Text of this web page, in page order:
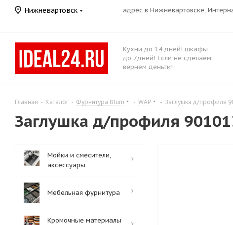
Нижневартовск адрес в Нижневартовске,
Кухни до 14 дней! шкафы
до 7дней! Если не сделаем
вернем деньги!
Главная - Каталог - Фурнитура Blum - WAP - Заглушка д/профиля
Заглушка д/профиля
Мойки и смесители,
аксессуары
Мебельная фурнитура
Кромочные материалы